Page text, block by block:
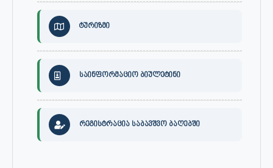
ტურიზმი
საინფორმაციო ბიულეტინი
რეგისტრაცია საბავშვო ბაღებში